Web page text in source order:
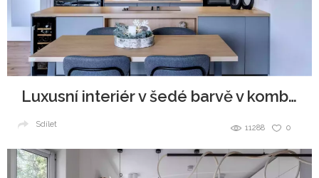
Luxusní interiér v šedé barvě v kombinaci se dřevem
0
11288
Sdílet